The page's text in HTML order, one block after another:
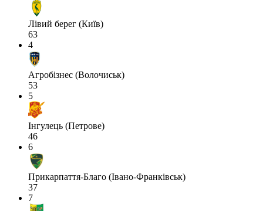
Лівий берег (Київ)
63
4
Агробізнес (Волочиськ)
53
5
Інгулець (Петрове)
46
6
Прикарпаття-Благо (Івано-Франківськ)
37
7